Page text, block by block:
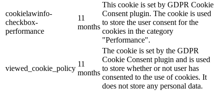
cookielawinfo-
checkbox-
performance
11
months
This cookie is set by GDPR Cookie
Consent plugin. The cookie is used
to store the user consent for the
cookies in the category
"Performance".
viewed_cookie_policy
11
months
The cookie is set by the GDPR
Cookie Consent plugin and is used
to store whether or not user has
consented to the use of cookies. It
does not store any personal data.